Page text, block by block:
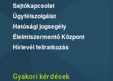
Sajtókapcsolat
Ügyfélszolgálat
Hatósági jogsegély
Élelmiszermentő Központ
Hírlevél feliratkozás
Gyakori kérdések